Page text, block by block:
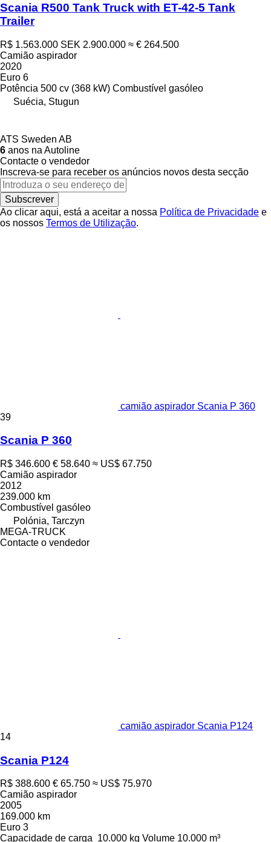
Scania R500 Tank Truck with ET-42-5 Tank
Trailer
R$ 1.563.000 SEK 2.900.000 ≈ € 264.500
Camião aspirador
2020
Euro 6
Potência 500 cv (368 kW) Combustível gasóleo
Suécia, Stugun
ATS Sweden AB
6 anos na Autoline
Contacte o vendedor
Inscreva-se para receber os anúncios novos desta secção
Subscrever
Ao clicar aqui, está a aceitar a nossa Política de Privacidade e
os nossos Termos de Utilização.
camião aspirador Scania P 360
39
Scania P 360
R$ 346.600 € 58.640 ≈ US$ 67.750
Camião aspirador
2012
239.000 km
Combustível gasóleo
Polónia, Tarczyn
MEGA-TRUCK
Contacte o vendedor
camião aspirador Scania P124
14
Scania P124
R$ 388.600 € 65.750 ≈ US$ 75.970
Camião aspirador
2005
169.000 km
Euro 3
Capacidade de carga 10.000 kg Volume 10.000 m³